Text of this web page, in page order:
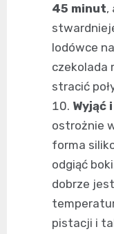
45 minut,
lodówce
czekolada
stracić
Wyjąć
ostrożnie
forma
odgiąć
dobrze
pistacji i